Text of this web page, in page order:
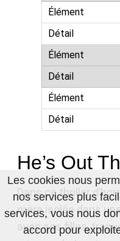
He’s Out
Dans ce thriller
mère isolée dans
avec ses filles,
Les cookies nous
nos services plus
services, vous nous
accord pour